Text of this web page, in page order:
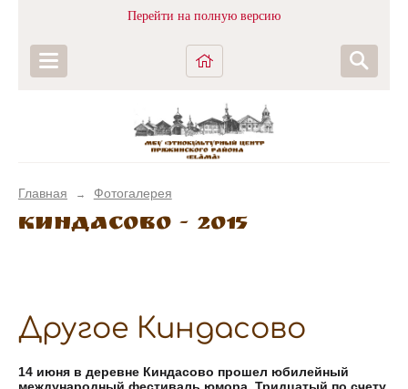
Перейти на полную версию
Главная → Фотогалерея
Киндасово - 2015
Другое Киндасово
14 июня в деревне Киндасово прошел юбилейный